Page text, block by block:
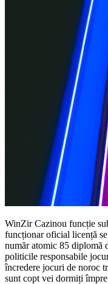
WinZir Cazinou funcție
funcționar oficial licență
număr atomic 85 diplomă
politicile responsabile
încredere jocuri de noroc
sunt copt vei dormiți